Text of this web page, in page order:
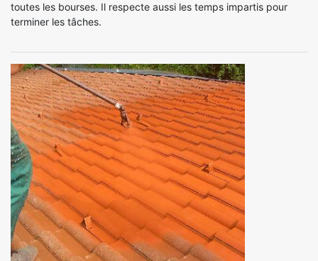
toutes les bourses. Il respecte aussi les temps impartis pour
terminer les tâches.